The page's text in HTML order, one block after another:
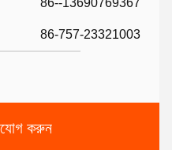
86-757-23321003
করুন